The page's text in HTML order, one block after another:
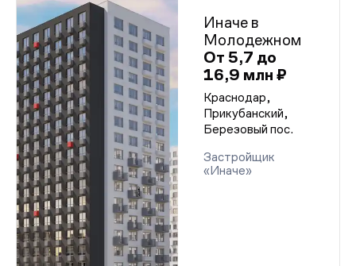
Иначе в
Молодежном
От 5,7 до
16,9 млн ₽
Краснодар,
Прикубанский,
Березовый пос.
Застройщик
«Иначе»